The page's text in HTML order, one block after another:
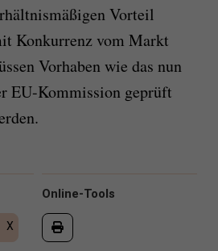
Vorteil
Konkurrenz vom Markt
Vorhaben wie das nun
EU-Kommission geprüft
Online-Tools
X